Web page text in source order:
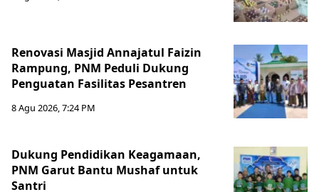
Renovasi Masjid Annajatul Faizin
Rampung, PNM Peduli Dukung
Penguatan Fasilitas Pesantren
8 Agu 2026, 7:24 PM
Dukung Pendidikan Keagamaan,
PNM Garut Bantu Mushaf untuk
Santri